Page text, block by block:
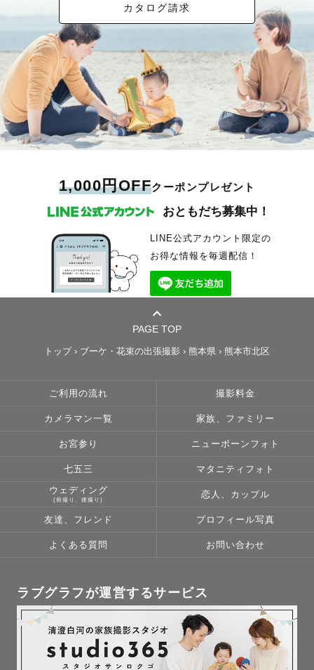
カタログ請求
1,000円OFFクーポンプレゼント
おともだち募集中！
LINE公式アカウント限定の
お得な情報を毎週配信！
PAGE TOP
トップ › ブーケ・花束の出張撮影 › 熊本県 › 熊本市北区
ご利用の流れ 撮影料金
カメラマン一覧 家族、ファミリー
お宮参り ニューボーンフォト
七五三 マタニティフォト
ウェディング
(前撮り、後撮り)
恋人、カップル
友達、フレンド プロフィール写真
よくある質問 お問い合わせ
ラブグラフが運営するサービス